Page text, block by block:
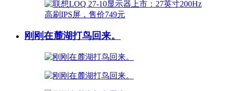
刚刚在麓湖打鸟回来。